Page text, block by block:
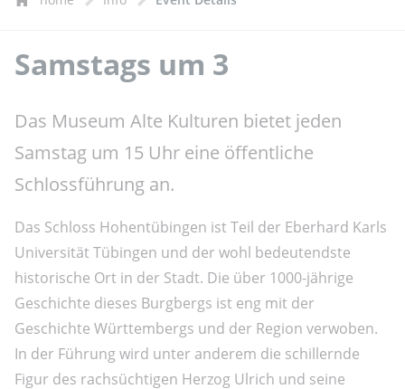
Samstags um 3
Das Museum Alte Kulturen bietet jeden
Samstag um 15 Uhr eine öffentliche
Schlossführung an.
Das Schloss Hohentübingen ist Teil der Eberhard Karls
Universität Tübingen und der wohl bedeutendste
historische Ort in der Stadt. Die über 1000-jährige
Geschichte dieses Burgbergs ist eng mit der
Geschichte Württembergs und der Region verwoben.
In der Führung wird unter anderem die schillernde
Figur des rachsüchtigen Herzog Ulrich und seine